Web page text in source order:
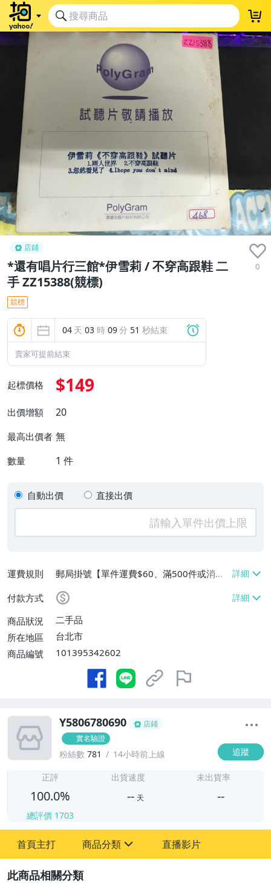
店鋪
*還有唱片行三館*伊雪莉 / 不穿高跟鞋 二
手 ZZ15388(競標)
0
競標
04 天 03 時 09分 50 秒結束
賣家可提前結束
起標價格 $149
出價增額 20
最高出價者 無
數量 1 件
自動出價 直接出價
運費規則
郵局掛號【單件運費$60、滿500件或消費
滿$20000免運費】
付款方式
商品狀況
二手品
所在地區
台北市
商品編號
101395342602
Y5806780690
店鋪
實名驗證
粉絲數 781 14小時前上線 追蹤
正評
100.0%
總評價 1703
出貨速度
-- 天
未出貨率
--
首頁主打 商品分類
其它
直播影片